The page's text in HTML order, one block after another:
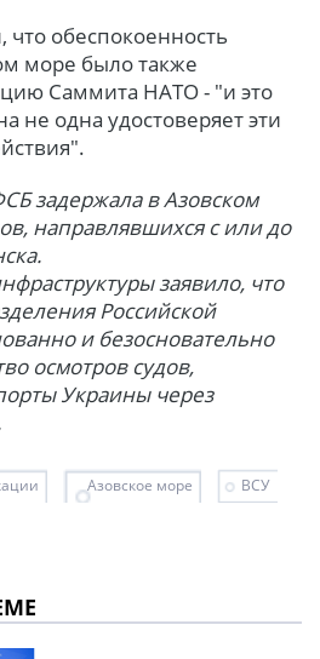
обеспокоенность
море было также
Саммита НАТО - "и это
не одна удостоверяет эти
задержала в Азовском
направлявшихся с или до
заявило, что
Российской
и безосновательно
осмотров судов,
Украины через
Азовское море ВСУ